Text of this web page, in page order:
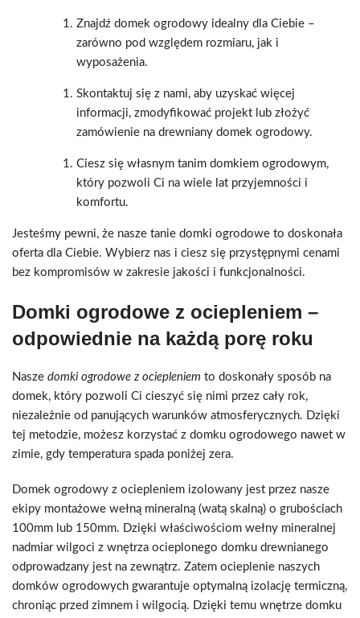
Znajdź domek ogrodowy idealny dla Ciebie –
zarówno pod względem rozmiaru, jak i
wyposażenia.
Skontaktuj się z nami, aby uzyskać więcej
informacji, zmodyfikować projekt lub złożyć
zamówienie na drewniany domek ogrodowy.
Ciesz się własnym tanim domkiem ogrodowym,
który pozwoli Ci na wiele lat przyjemności i
komfortu.
Jesteśmy pewni, że nasze tanie domki ogrodowe to doskonała
oferta dla Ciebie. Wybierz nas i ciesz się przystępnymi cenami
bez kompromisów w zakresie jakości i funkcjonalności.
Domki ogrodowe z ociepleniem –
odpowiednie na każdą porę roku
Nasze domki ogrodowe z ociepleniem to doskonały sposób na
domek, który pozwoli Ci cieszyć się nimi przez cały rok,
niezależnie od panujących warunków atmosferycznych. Dzięki
tej metodzie, możesz korzystać z domku ogrodowego nawet w
zimie, gdy temperatura spada poniżej zera.
Domek ogrodowy z ociepleniem izolowany jest przez nasze
ekipy montażowe wełną mineralną (watą skalną) o grubościach
100mm lub 150mm. Dzięki właściwościom wełny mineralnej
nadmiar wilgoci z wnętrza ocieplonego domku drewnianego
odprowadzany jest na zewnątrz. Zatem ocieplenie naszych
domków ogrodowych gwarantuje optymalną izolację termiczną,
chroniąc przed zimnem i wilgocią. Dzięki temu wnętrze domku